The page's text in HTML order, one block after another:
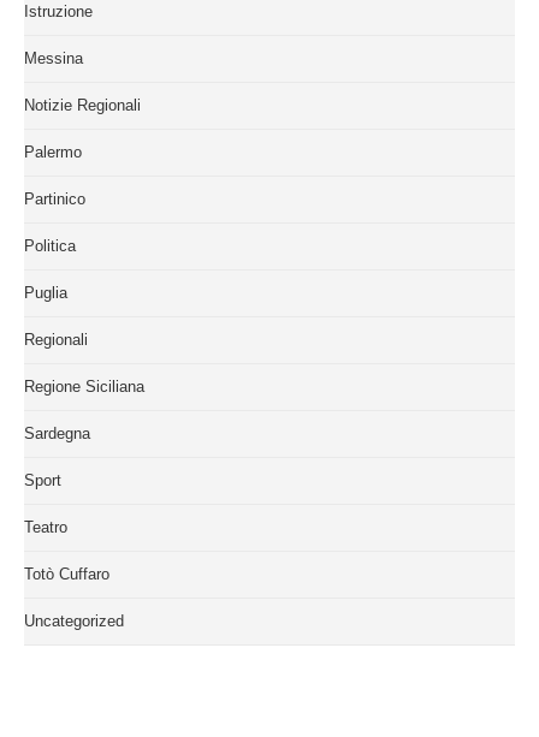
Istruzione
Messina
Notizie Regionali
Palermo
Partinico
Politica
Puglia
Regionali
Regione Siciliana
Sardegna
Sport
Teatro
Totò Cuffaro
Uncategorized